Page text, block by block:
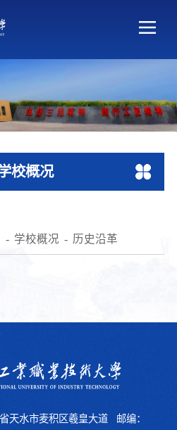
校概况
学校概况 历史沿革
天水市麦积区羲皇大道
邮编：